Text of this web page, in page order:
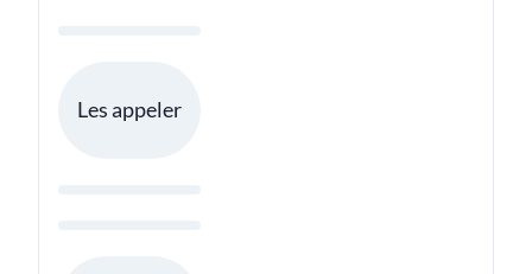
Les appeler